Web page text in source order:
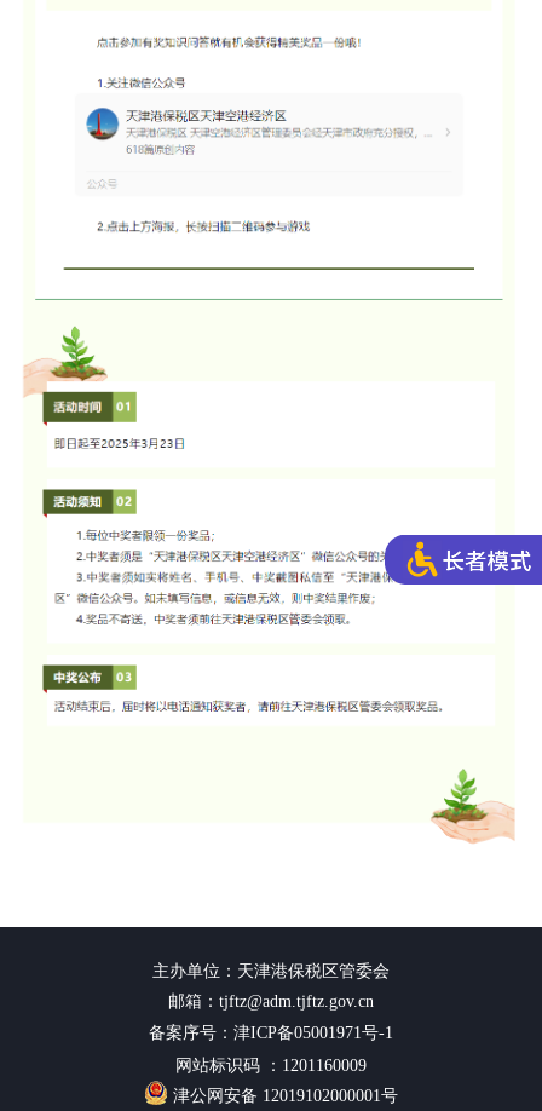
主办单位：天津港保税区管委会
邮箱：tjftz@adm.tjftz.gov.cn
备案序号：津ICP备05001971号-1
网站标识码 ：1201160009
津公网安备 12019102000001号